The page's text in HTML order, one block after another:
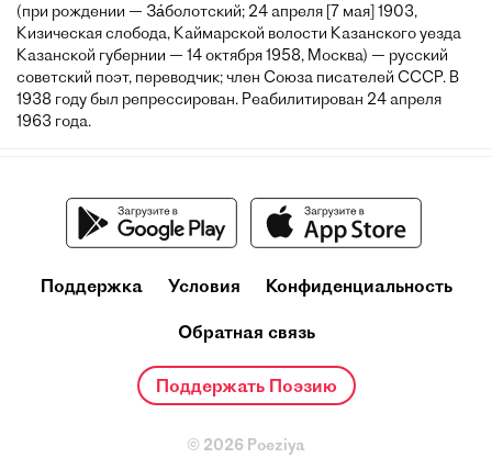
(при рождении — За́болотский; 24 апреля [7 мая] 1903,
Кизическая слобода, Каймарской волости Казанского уезда
Казанской губернии — 14 октября 1958, Москва) — русский
советский поэт, переводчик; член Союза писателей СССР. В
1938 году был репрессирован. Реабилитирован 24 апреля
1963 года.
Поддержка Условия Конфиденциальность
Обратная связь
Поддержать Поэзию
© 2026 Poeziya